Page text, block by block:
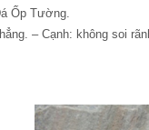
Ốp Tường.
– Cạnh: không soi